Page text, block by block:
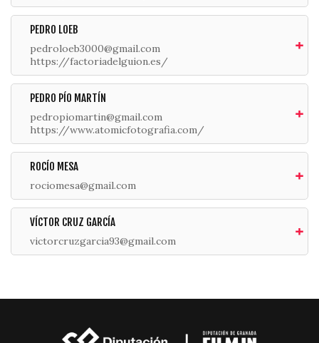
PEDRO LOEB
pedroloeb3000@gmail.com
https://factoriadelguion.es/
PEDRO PÍO MARTÍN
pedropiomartin@gmail.com
https://www.atomicfotografia.com/
ROCÍO MESA
rociomesa@gmail.com
VÍCTOR CRUZ GARCÍA
victorcruzgarcia93@gmail.com